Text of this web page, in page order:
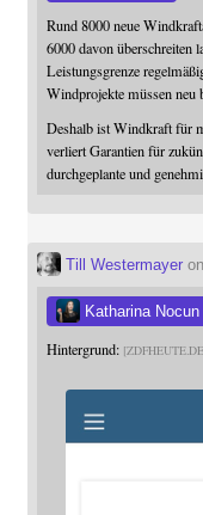
Rund 8000 neue
6000 davon überschreiten
Leistungsgrenze
Windprojekte müssen neu
Deshalb ist Windkraft für
verliert Garantien für
durchgeplante und
Till Westermayeron
Katharina Nocun
Hintergrund: